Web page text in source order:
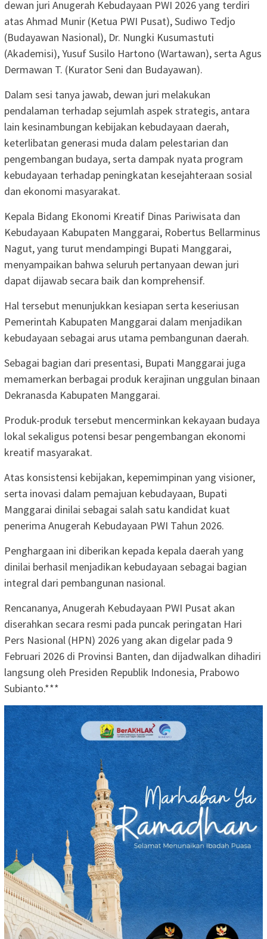
dewan juri Anugerah Kebudayaan PWI 2026 yang terdiri
atas Ahmad Munir (Ketua PWI Pusat), Sudiwo Tedjo
(Budayawan Nasional), Dr. Nungki Kusumastuti
(Akademisi), Yusuf Susilo Hartono (Wartawan), serta Agus
Dermawan T. (Kurator Seni dan Budayawan).
Dalam sesi tanya jawab, dewan juri melakukan
pendalaman terhadap sejumlah aspek strategis, antara
lain kesinambungan kebijakan kebudayaan daerah,
keterlibatan generasi muda dalam pelestarian dan
pengembangan budaya, serta dampak nyata program
kebudayaan terhadap peningkatan kesejahteraan sosial
dan ekonomi masyarakat.
Kepala Bidang Ekonomi Kreatif Dinas Pariwisata dan
Kebudayaan Kabupaten Manggarai, Robertus Bellarminus
Nagut, yang turut mendampingi Bupati Manggarai,
menyampaikan bahwa seluruh pertanyaan dewan juri
dapat dijawab secara baik dan komprehensif.
Hal tersebut menunjukkan kesiapan serta keseriusan
Pemerintah Kabupaten Manggarai dalam menjadikan
kebudayaan sebagai arus utama pembangunan daerah.
Sebagai bagian dari presentasi, Bupati Manggarai juga
memamerkan berbagai produk kerajinan unggulan binaan
Dekranasda Kabupaten Manggarai.
Produk-produk tersebut mencerminkan kekayaan budaya
lokal sekaligus potensi besar pengembangan ekonomi
kreatif masyarakat.
Atas konsistensi kebijakan, kepemimpinan yang visioner,
serta inovasi dalam pemajuan kebudayaan, Bupati
Manggarai dinilai sebagai salah satu kandidat kuat
penerima Anugerah Kebudayaan PWI Tahun 2026.
Penghargaan ini diberikan kepada kepala daerah yang
dinilai berhasil menjadikan kebudayaan sebagai bagian
integral dari pembangunan nasional.
Rencananya, Anugerah Kebudayaan PWI Pusat akan
diserahkan secara resmi pada puncak peringatan Hari
Pers Nasional (HPN) 2026 yang akan digelar pada 9
Februari 2026 di Provinsi Banten, dan dijadwalkan dihadiri
langsung oleh Presiden Republik Indonesia, Prabowo
Subianto.***